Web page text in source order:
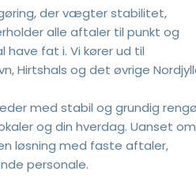
der vægter stabilitet,
alle aftaler til punkt og
have fat i. Vi kører ud til
Hirtshals og det øvrige
med stabil og grundig
og din hverdag. Uanset
løsning med faste aftaler,
personale.